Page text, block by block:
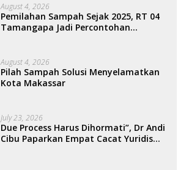
August 4, 2026
Pemilahan Sampah Sejak 2025, RT 04
Tamangapa Jadi Percontohan
August 4, 2026
Pilah Sampah Solusi Menyelamatkan
Kota Makassar
July 23, 2026
Due Process Harus Dihormati”, Dr Andi
Cibu Paparkan Empat Cacat Yuridis